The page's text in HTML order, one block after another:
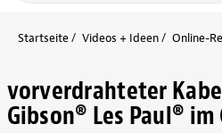
Startseite Videos + Ideen Online-
vorverdrahteter
Gibson® Les Paul®